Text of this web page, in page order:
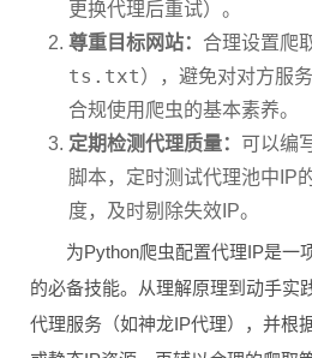
更换代理后重试）。
尊重目标网站： 合理设置爬
ts.txt），避免对对方服
合规使用爬虫的基本素养。
定期检测代理质量： 可以编
脚本，定时测试代理池中IP
度，及时剔除失效IP。
为Python爬虫配置代理IP是一
的必备技能。从理解原理到动手实
代理服务（如神龙IP代理），并根